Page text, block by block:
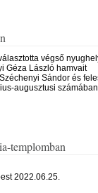
végső
Géza László hamvait
Sándor és
augusztusi
templomban
2022.06.25.